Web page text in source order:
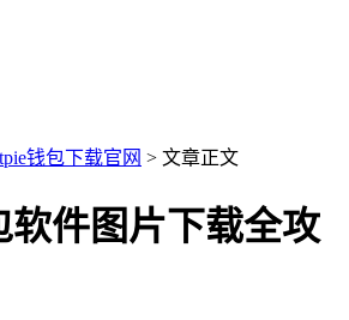
钱包下载官网 > 文章正文
软件图片下载全攻